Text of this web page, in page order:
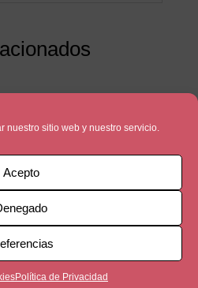
nuestro sitio web y nuestro servicio.
Acepto
Política de Privacidad